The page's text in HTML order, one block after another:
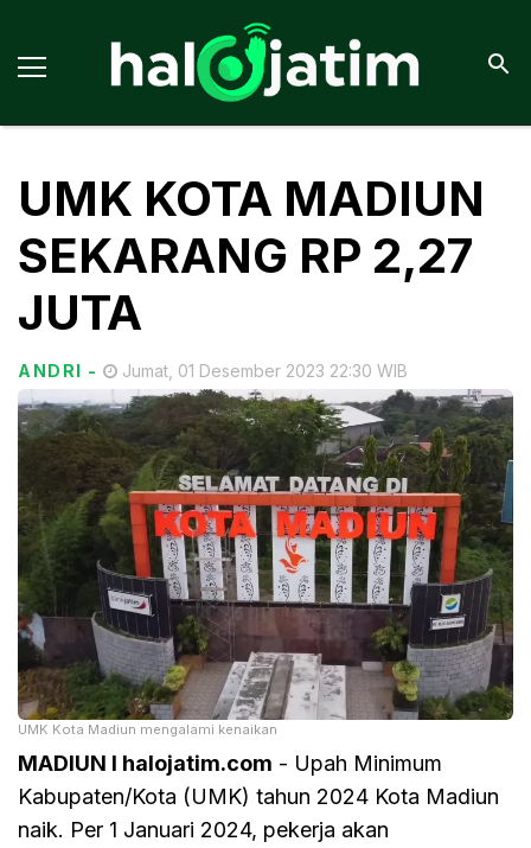
UMK KOTA MADIUN
SEKARANG RP 2,27
JUTA
ANDRI - Jumat, 01 Desember 2023 22:30 WIB
UMK Kota Madiun mengalami kenaikan
MADIUN I halojatim.com - Upah Minimum
Kabupaten/Kota (UMK) tahun 2024 Kota Madiun
naik. Per 1 Januari 2024, pekerja akan